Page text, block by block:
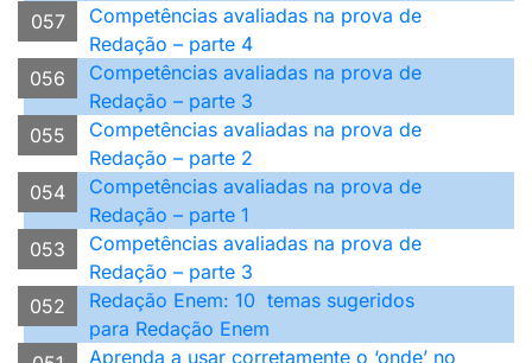
057
Competências avaliadas na prova de
Redação – parte 4
056
Competências avaliadas na prova de
Redação – parte 3
055
Competências avaliadas na prova de
Redação – parte 2
054
Competências avaliadas na prova de
Redação – parte 1
053
Competências avaliadas na prova de
Redação – parte 3
052
Redação Enem: 10 temas sugeridos
para Redação Enem
Aprenda a usar corretamente o ‘onde’ no